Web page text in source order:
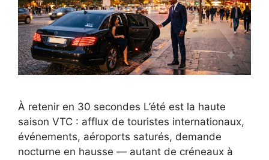
À retenir en 30 secondes L’été est la haute
saison VTC : afflux de touristes internationaux,
événements, aéroports saturés, demande
nocturne en hausse — autant de créneaux à